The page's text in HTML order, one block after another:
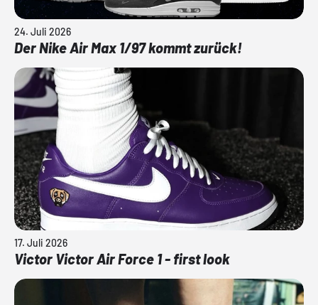
24. Juli 2026
Der Nike Air Max 1/97 kommt zurück!
17. Juli 2026
Victor Victor Air Force 1 - first look